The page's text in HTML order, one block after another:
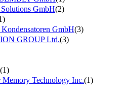
GmbH(2)
GmbH(3)
GROUP Ltd.(3)
(1)
Memory Technology Inc.(1)